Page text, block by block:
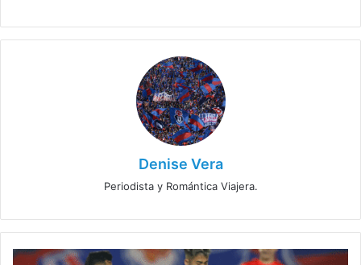
Denise Vera
Periodista y Romántica Viajera.
Lucas